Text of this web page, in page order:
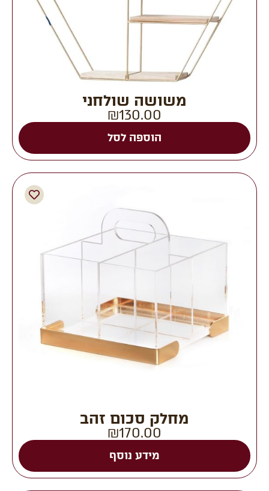
משושה שולחני
₪130.00
הוספה לסל
מחלק סכום זהב
₪170.00
מידע נוסף